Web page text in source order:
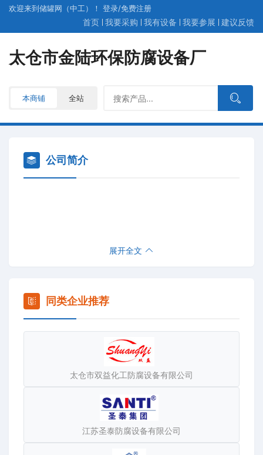
欢迎来到储罐网（中工）！ 登录/免费注册
首页 我要采购 我有设备 我要参展 建议反馈
太仓市金陆环保防腐设备厂
本商铺 全站
公司简介
改性石墨聚丙烯列管式换热器，是我国近期发展起来的新
型热换设备，是北京化工学院的科研成果，由太仓市金陆
环保防腐设备厂生产。它采用优越耐蚀性的石墨及聚丙烯
展开全文
同类企业推荐
太仓市双益化工防腐设备有限公司
江苏圣泰防腐设备有限公司